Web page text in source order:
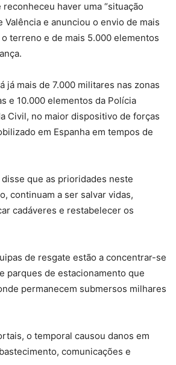
haver uma “situação
Valência e anunciou o envio de mais
terreno e de mais 5.000 elementos
já mais de 7.000 militares nas zonas
e 10.000 elementos da Polícia
Civil, no maior dispositivo de forças
em Espanha em tempos de
que as prioridades neste
continuam a ser salvar vidas,
cadáveres e restabelecer os
de resgate estão a concentrar-se
parques de estacionamento que
permanecem submersos milhares
o temporal causou danos em
comunicações e